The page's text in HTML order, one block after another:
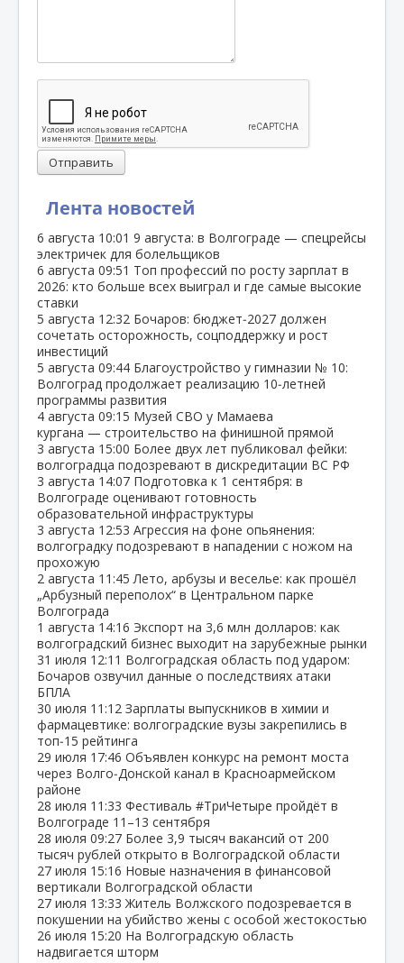
Лента новостей
6 августа 10:01 9 августа: в Волгограде — спецрейсы
электричек для болельщиков
6 августа 09:51 Топ профессий по росту зарплат в
2026: кто больше всех выиграл и где самые высокие
ставки
5 августа 12:32 Бочаров: бюджет‑2027 должен
сочетать осторожность, соцподдержку и рост
инвестиций
5 августа 09:44 Благоустройство у гимназии № 10:
Волгоград продолжает реализацию 10‑летней
программы развития
4 августа 09:15 Музей СВО у Мамаева
кургана — строительство на финишной прямой
3 августа 15:00 Более двух лет публиковал фейки:
волгоградца подозревают в дискредитации ВС РФ
3 августа 14:07 Подготовка к 1 сентября: в
Волгограде оценивают готовность
образовательной инфраструктуры
3 августа 12:53 Агрессия на фоне опьянения:
волгоградку подозревают в нападении с ножом на
прохожую
2 августа 11:45 Лето, арбузы и веселье: как прошёл
„Арбузный переполох“ в Центральном парке
Волгограда
1 августа 14:16 Экспорт на 3,6 млн долларов: как
волгоградский бизнес выходит на зарубежные рынки
31 июля 12:11 Волгоградская область под ударом:
Бочаров озвучил данные о последствиях атаки
БПЛА
30 июля 11:12 Зарплаты выпускников в химии и
фармацевтике: волгоградские вузы закрепились в
топ‑15 рейтинга
29 июля 17:46 Объявлен конкурс на ремонт моста
через Волго‑Донской канал в Красноармейском
районе
28 июля 11:33 Фестиваль #ТриЧетыре пройдёт в
Волгограде 11–13 сентября
28 июля 09:27 Более 3,9 тысяч вакансий от 200
тысяч рублей открыто в Волгоградской области
27 июля 15:16 Новые назначения в финансовой
вертикали Волгоградской области
27 июля 13:33 Житель Волжского подозревается в
покушении на убийство жены с особой жестокостью
26 июля 15:20 На Волгоградскую область
надвигается шторм
Отправить